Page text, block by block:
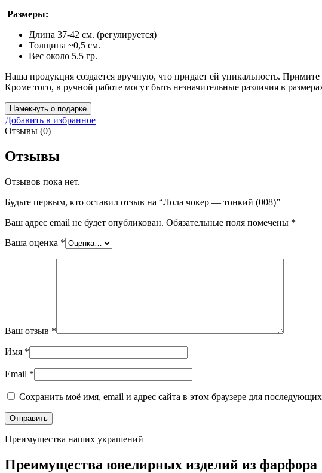
Размеры:
Длина 37-42 см. (регулируется)
Толщина ~0,5 см.
Вес около 5.5 гр.
Наша продукция создается вручную, что придает ей уникальность.
Кроме того, в ручной работе могут быть незначительные различия в
Намекнуть о подарке
Добавить в избранное
Отзывы (0)
Отзывы
Отзывов пока нет.
Будьте первым, кто оставил отзыв на “Лола чокер — тонкий (008)”
Ваш адрес email не будет опубликован. Обязательные поля помечены *
Ваша оценка *
Ваш отзыв *
Имя *
Email *
Сохранить моё имя, email и адрес сайта в этом браузере для
Преимущества наших украшений
Преимущества ювелирных изделий из фарфора